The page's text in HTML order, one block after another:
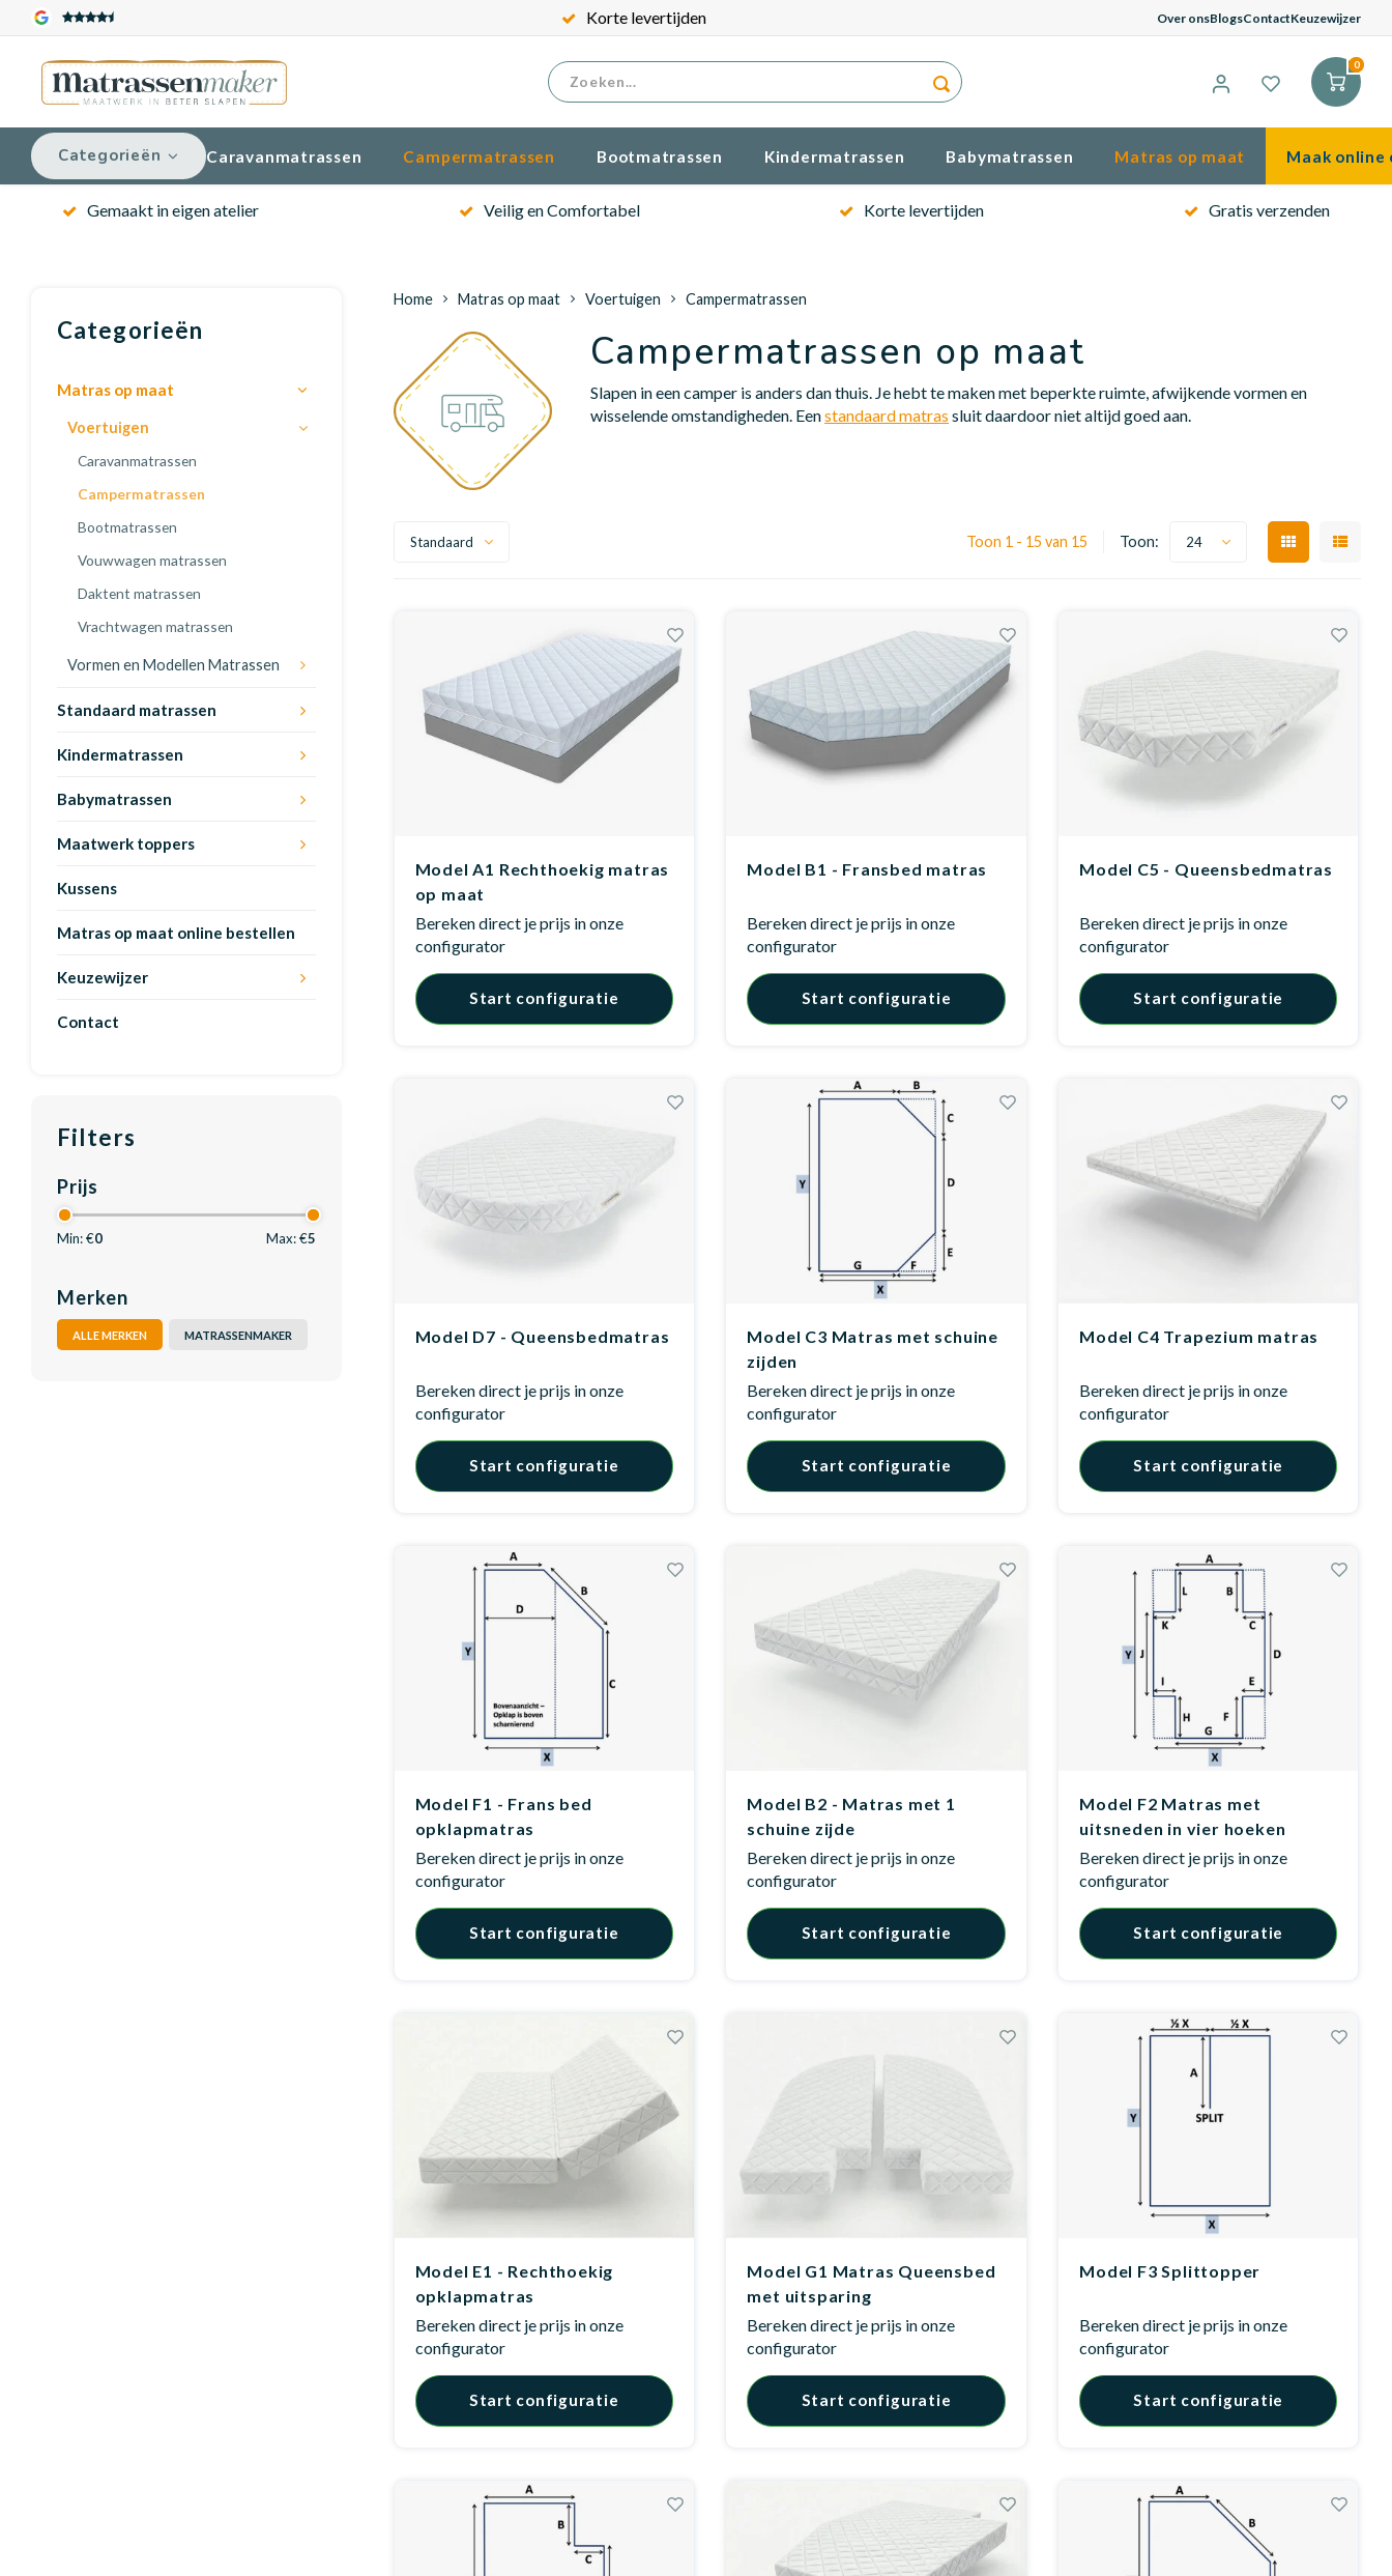
Gratis verzenden Over onsBlogsContactKeuzewijzer
0
Categorieën Caravanmatrassen Campermatrassen Bootmatrassen Kindermatrassen Babymatrassen Matras op maat Maak online
Gemaakt in eigen atelier Veilig en Comfortabel Korte levertijden Gratis verzenden
Categorieën
Matras op maat
Voertuigen
Caravanmatrassen
Campermatrassen
Bootmatrassen
Vouwwagen matrassen
Daktent matrassen
Vrachtwagen matrassen
Vormen en Modellen Matrassen
Standaard matrassen
Kindermatrassen
Babymatrassen
Maatwerk toppers
Kussens
Matras op maat online bestellen
Keuzewijzer
Contact
Filters
Prijs
Min: €0 Max: €5
Merken
ALLE MERKEN MATRASSENMAKER
Home Matras op maat Voertuigen Campermatrassen
Campermatrassen op maat
Slapen in een camper is anders dan thuis. Je hebt te maken met beperkte ruimte, afwijkende vormen en
wisselende omstandigheden. Eenstandaard matras sluit daardoor niet altijd goed aan.
Standaard Toon 1 - 15 van 15 Toon: 24
Model A1 Rechthoekig matras
op maat
Bereken direct je prijs in onze
configurator
Start configuratie
Model B1 - Fransbed matras
Bereken direct je prijs in onze
configurator
Start configuratie
Model C5 - Queensbedmatras
Bereken direct je prijs in onze
configurator
Start configuratie
Model D7 - Queensbedmatras
Bereken direct je prijs in onze
configurator
Start configuratie
Model C3 Matras met schuine
zijden
Bereken direct je prijs in onze
configurator
Start configuratie
Model C4 Trapezium matras
Bereken direct je prijs in onze
configurator
Start configuratie
Model F1 - Frans bed
opklapmatras
Bereken direct je prijs in onze
configurator
Start configuratie
Model B2 - Matras met 1
schuine zijde
Bereken direct je prijs in onze
configurator
Start configuratie
Model F2 Matras met
uitsneden in vier hoeken
Bereken direct je prijs in onze
configurator
Start configuratie
Model E1 - Rechthoekig
opklapmatras
Bereken direct je prijs in onze
configurator
Start configuratie
Model G1 Matras Queensbed
met uitsparing
Bereken direct je prijs in onze
configurator
Start configuratie
Model F3 Splittopper
Bereken direct je prijs in onze
configurator
Start configuratie